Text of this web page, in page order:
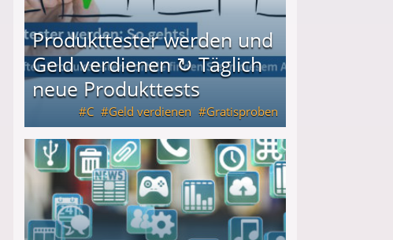
Produkttester werden und
Geld verdienen ↻ Täglich
neue Produkttests
C Geld verdienen Gratisproben
↻ Täglich neue Produkttests